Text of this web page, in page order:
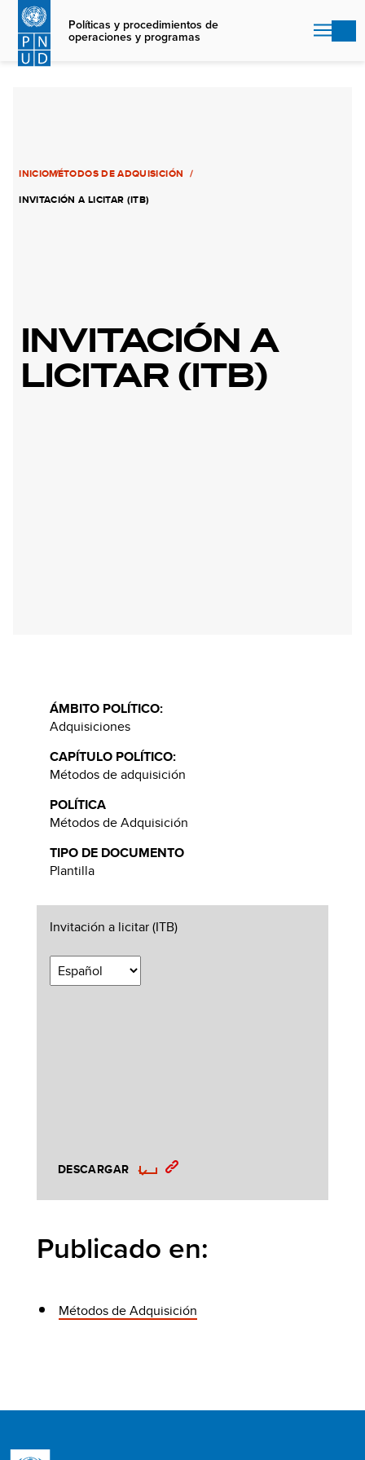
Skip
main
content
Políticas y procedimientos de
operaciones y programas
INICIOMÉTODOS DE ADQUISICIÓN
INVITACIÓN A LICITAR (ITB)
INVITACIÓN A
LICITAR (ITB)
ÁMBITO POLÍTICO:
Adquisiciones
CAPÍTULO POLÍTICO:
Métodos de adquisición
POLÍTICA
Métodos de Adquisición
TIPO DE DOCUMENTO
Plantilla
Invitación a licitar (ITB)
DESCARGAR
Publicado en:
Métodos de Adquisición